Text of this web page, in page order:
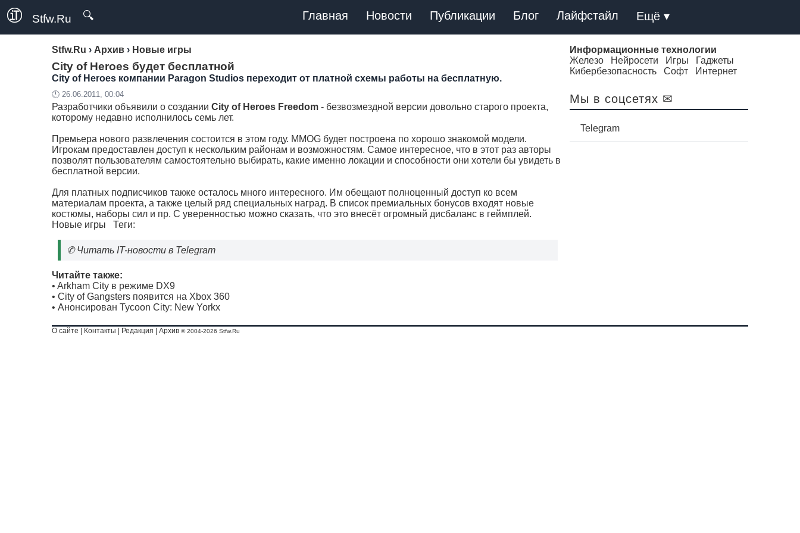
Stfw.Ru 🔍 Главная Новости Публикации Блог Лайфстайл Ещё ▾
Stfw.Ru › Архив › Новые игры
City of Heroes будет бесплатной
City of Heroes компании Paragon Studios переходит от платной схемы работы на бесплатную.
🕛 26.06.2011, 00:04
Разработчики объявили о создании City of Heroes Freedom - безвозмездной версии довольно старого проекта,
которому недавно исполнилось семь лет.
Премьера нового развлечения состоится в этом году. MMOG будет построена по хорошо знакомой модели.
Игрокам предоставлен доступ к нескольким районам и возможностям. Самое интересное, что в этот раз авторы
позволят пользователям самостоятельно выбирать, какие именно локации и способности они хотели бы увидеть в
бесплатной версии.
Для платных подписчиков также осталось много интересного. Им обещают полноценный доступ ко всем
материалам проекта, а также целый ряд специальных наград. В список премиальных бонусов входят новые
костюмы, наборы сил и пр. C уверенностью можно сказать, что это внесёт огромный дисбаланс в геймплей.
Новые игры Теги:
✆Читать IT-новости в Telegram
Читайте также:
• Arkham City в режиме DX9
• City of Gangsters появится на Xbox 360
• Анонсирован Tycoon City: New Yorkх
Информационные технологии
Железо
Нейросети Игры
Гаджеты
Кибербезопасность
Софт Интернет
Мы в соцсетях ✉
Telegram
О сайте Контакты Редакция Архив © 2004-2026 Stfw.Ru